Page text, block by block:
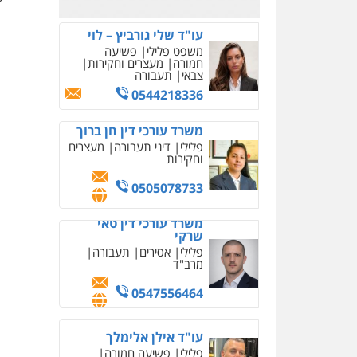
עו"ד שלי גורביץ – לוי
משפט פלילי פשיעה
חמורה מעצרים וחקירות
צבאי תעבורה
0544218336
משרד עורכי דין חן ברוך
פלילי דיני תעבורה מעצרים
וחקירות
0505078733
משרד עורכי דין טאי
שרקי
פלילי אסירים תעבורה
מרב"ד
0547556464
עו"ד אילן אלימלך
פלילי פשיעה חמורה